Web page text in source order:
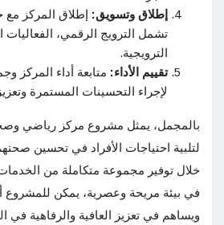
إطلاق وتسويق: إطلاق المركز مع
تشمل الترويج الرقمي، الفعاليات
الترويجية.
تقييم الأداء: متابعة أداء المركز
لإجراء التحسينات المستمرة
بالمجمل، يمثل مشروع مركز رياضي
لتلبية احتياجات الأفراد في تحسين
خلال توفير مجموعة متكاملة من
في بيئة مريحة وعصرية، يمكن للمشروع
ويساهم في تعزيز العافية والرفاهية في